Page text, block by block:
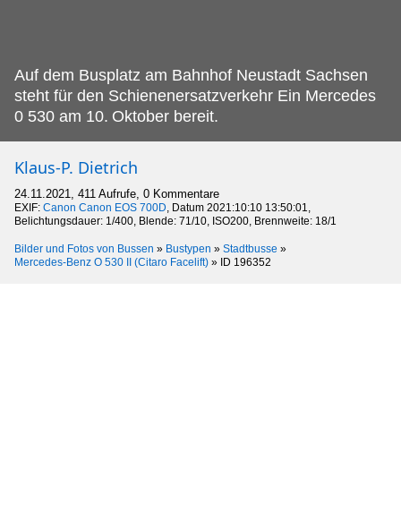
Auf dem Busplatz am Bahnhof Neustadt Sachsen
steht für den Schienenersatzverkehr Ein Mercedes
0 530 am 10. Oktober bereit.
Klaus-P. Dietrich
24.11.2021, 411 Aufrufe, 0 Kommentare
EXIF: Canon Canon EOS 700D, Datum 2021:10:10 13:50:01,
Belichtungsdauer: 1/400, Blende: 71/10, ISO200, Brennweite: 18/1
Bilder und Fotos von Bussen » Bustypen » Stadtbusse »
Mercedes-Benz O 530 II (Citaro Facelift) » ID 196352